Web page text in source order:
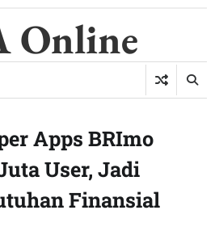
Online
Apps BRImo
User, Jadi
Finansial